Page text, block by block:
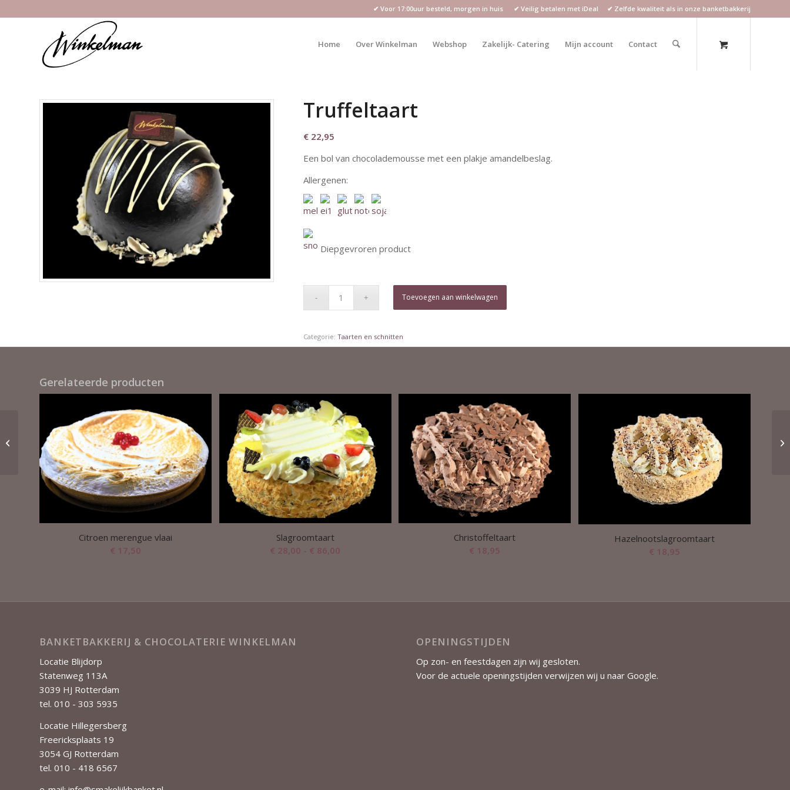
✔ Voor 17:00uur besteld, morgen in huis ✔ Veilig betalen met iDeal ✔ Zelfde kwaliteit als in onze banketbakkerij
Home Over Winkelman Webshop Zakelijk- Catering Mijn account Contact
Truffeltaart
€ 22,95
Een bol van chocolademousse met een plakje amandelbeslag.
Allergenen:
Diepgevroren product
Toevoegen aan winkelwagen
Categorie:Taarten en schnitten
Gerelateerde producten
Citroen merengue vlaai
€ 17,50
Slagroomtaart
€ 28,00 - € 86,00
Christoffeltaart
€ 18,95
Hazelnootslagroomtaart
€ 18,95
BANKETBAKKERIJ & CHOCOLATERIE WINKELMAN
Locatie Blijdorp
Statenweg 113A
3039 HJ Rotterdam
tel. 010 - 303 5935
Locatie Hillegersberg
Freericksplaats 19
3054 GJ Rotterdam
tel. 010 - 418 6567
OPENINGSTIJDEN
Op zon- en feestdagen zijn wij gesloten.
Voor de actuele openingstijden verwijzen wij u naarGoogle.
Citroen bavaroise